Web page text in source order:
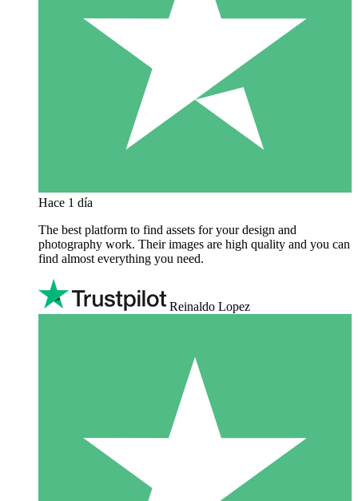
Hace 1 día
The best platform to find assets for your design and
photography work. Their images are high quality and you can
find almost everything you need.
Reinaldo Lopez